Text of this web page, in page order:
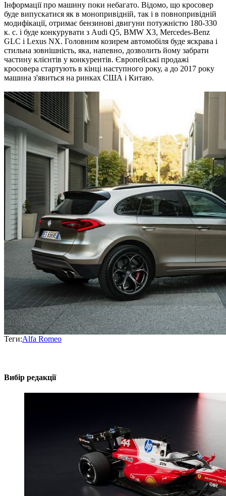
Інформації про машину поки небагато. Відомо, що кросовер
буде випускатися як в монопривідній, так і в повнопривідній
модифікації, отримає бензинові двигуни потужністю 180-330
к. с. і буде конкурувати з Audi Q5, BMW X3, Mercedes-Benz
GLC і Lexus NX. Головним козирем автомобіля буде яскрава і
стильна зовнішність, яка, напевно, дозволить йому забрати
частину клієнтів у конкурентів. Європейські продажі
кросовера стартують в кінці наступного року, а до 2017 року
машина з'явиться на ринках США і Китаю.
Теги:Alfa Romeo
Вибір редакції